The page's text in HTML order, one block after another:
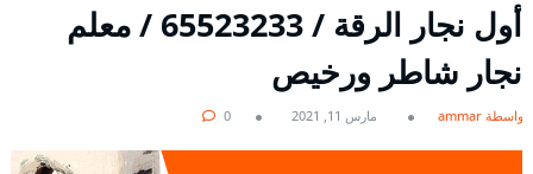
أول نجار الرقة / 65523233 / معلم
نجار شاطر ورخيص
بواسطة ammar مارس 11, 2021 0